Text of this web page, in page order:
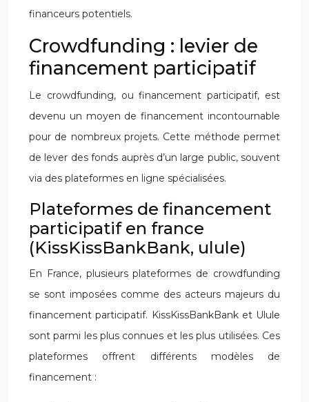
financeurs potentiels.
Crowdfunding : levier de
financement participatif
Le crowdfunding, ou financement participatif, est
devenu un moyen de financement incontournable
pour de nombreux projets. Cette méthode permet
de lever des fonds auprès d’un large public, souvent
via des plateformes en ligne spécialisées.
Plateformes de financement
participatif en france
(KissKissBankBank, ulule)
En France, plusieurs plateformes de crowdfunding
se sont imposées comme des acteurs majeurs du
financement participatif. KissKissBankBank et Ulule
sont parmi les plus connues et les plus utilisées. Ces
plateformes offrent différents modèles de
financement :